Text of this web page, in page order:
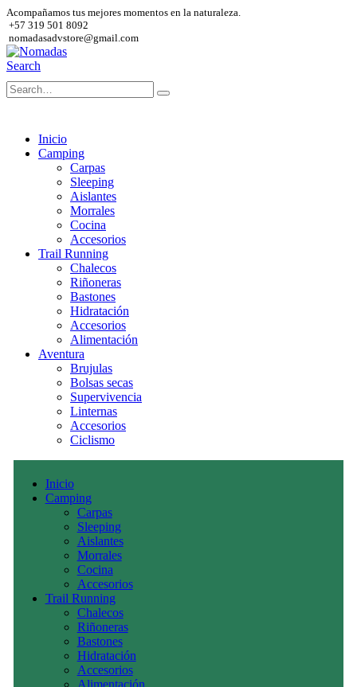
Acompañamos tus mejores momentos en la naturaleza.
+57 319 501 8092
nomadasadvstore@gmail.com
Search
Inicio
Camping
Carpas
Sleeping
Aislantes
Morrales
Cocina
Accesorios
Trail Running
Chalecos
Riñoneras
Bastones
Hidratación
Accesorios
Alimentación
Aventura
Brujulas
Bolsas secas
Supervivencia
Linternas
Accesorios
Ciclismo
Inicio
Camping
Carpas
Sleeping
Aislantes
Morrales
Cocina
Accesorios
Trail Running
Chalecos
Riñoneras
Bastones
Hidratación
Accesorios
Alimentación